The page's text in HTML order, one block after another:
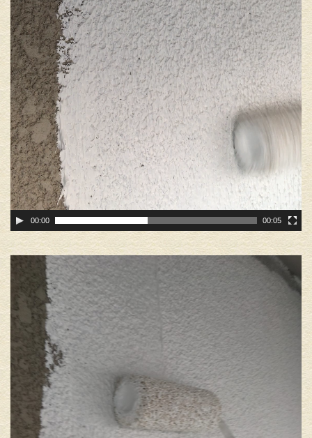
00:00 00:05